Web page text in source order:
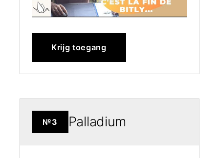
Krijg toegang
№3 Palladium